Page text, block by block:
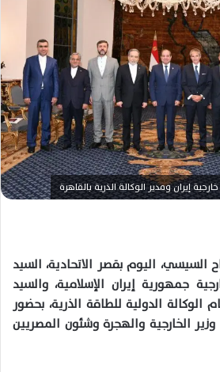
إيران ومدير الوكالة الذرية بالقاهرة
السيسي، اليوم بقصر الاتحادية، السيد
جمهورية إيران الإسلامية، والسيد
الوكالة الدولية للطاقة الذرية، بحضور
وزير الخارجية والهجرة وشئون المصريين